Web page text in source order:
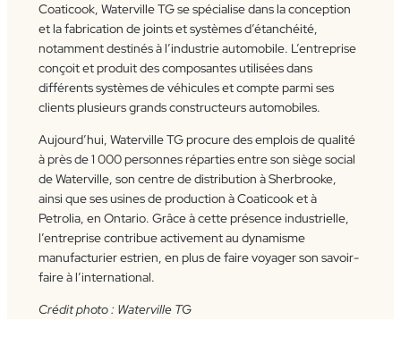
Coaticook, Waterville TG se spécialise dans la conception
et la fabrication de joints et systèmes d’étanchéité,
notamment destinés à l’industrie automobile. L’entreprise
conçoit et produit des composantes utilisées dans
différents systèmes de véhicules et compte parmi ses
clients plusieurs grands constructeurs automobiles.
Aujourd’hui, Waterville TG procure des emplois de qualité
à près de 1 000 personnes réparties entre son siège social
de Waterville, son centre de distribution à Sherbrooke,
ainsi que ses usines de production à Coaticook et à
Petrolia, en Ontario. Grâce à cette présence industrielle,
l’entreprise contribue activement au dynamisme
manufacturier estrien, en plus de faire voyager son savoir-
faire à l’international.
Crédit photo : Waterville TG